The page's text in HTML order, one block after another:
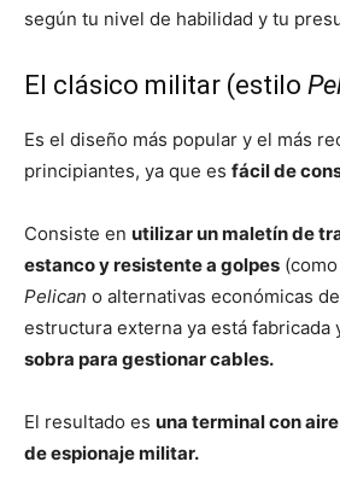
según tu nivel de habilidad y tu
El clásico militar (estilo
Es el diseño más popular y el más
principiantes, ya que es fácil de
Consiste en utilizar un maletín de
estanco y resistente a golpes
Pelican o alternativas económicas
estructura externa ya está fabricada
sobra para gestionar cables.
El resultado es una terminal con
de espionaje militar.